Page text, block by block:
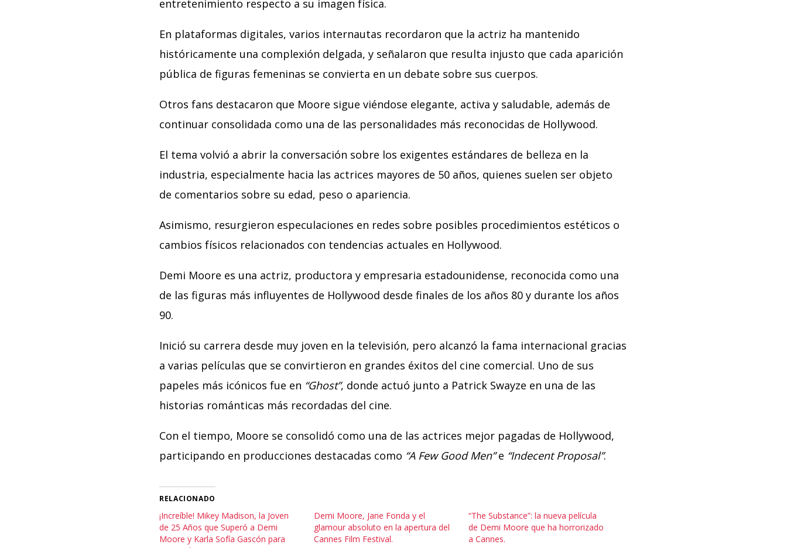
entretenimiento respecto a su imagen física.
En plataformas digitales, varios internautas recordaron que la actriz ha mantenido
históricamente una complexión delgada, y señalaron que resulta injusto que cada aparición
pública de figuras femeninas se convierta en un debate sobre sus cuerpos.
Otros fans destacaron que Moore sigue viéndose elegante, activa y saludable, además de
continuar consolidada como una de las personalidades más reconocidas de Hollywood.
El tema volvió a abrir la conversación sobre los exigentes estándares de belleza en la
industria, especialmente hacia las actrices mayores de 50 años, quienes suelen ser objeto
de comentarios sobre su edad, peso o apariencia.
Asimismo, resurgieron especulaciones en redes sobre posibles procedimientos estéticos o
cambios físicos relacionados con tendencias actuales en Hollywood.
Demi Moore es una actriz, productora y empresaria estadounidense, reconocida como una
de las figuras más influyentes de Hollywood desde finales de los años 80 y durante los años
90.
Inició su carrera desde muy joven en la televisión, pero alcanzó la fama internacional gracias
a varias películas que se convirtieron en grandes éxitos del cine comercial. Uno de sus
papeles más icónicos fue en “Ghost”, donde actuó junto a Patrick Swayze en una de las
historias románticas más recordadas del cine.
Con el tiempo, Moore se consolidó como una de las actrices mejor pagadas de Hollywood,
participando en producciones destacadas como “A Few Good Men”e “Indecent Proposal”.
RELACIONADO
¡Increíble! Mikey Madison, la Joven
de 25 Años que Superó a Demi
Moore y Karla Sofía Gascón para
Demi Moore, Jane Fonda y el
glamour absoluto en la apertura del
Cannes Film Festival.
“The Substance”: la nueva película
de Demi Moore que ha horrorizado
a Cannes.